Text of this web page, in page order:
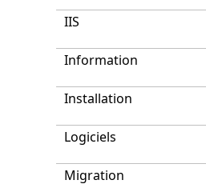
IIS
Information
Installation
Logiciels
Migration